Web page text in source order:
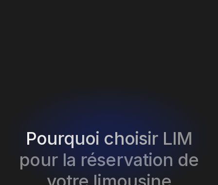
Pourquoi choisir LIM
pour la réservation de